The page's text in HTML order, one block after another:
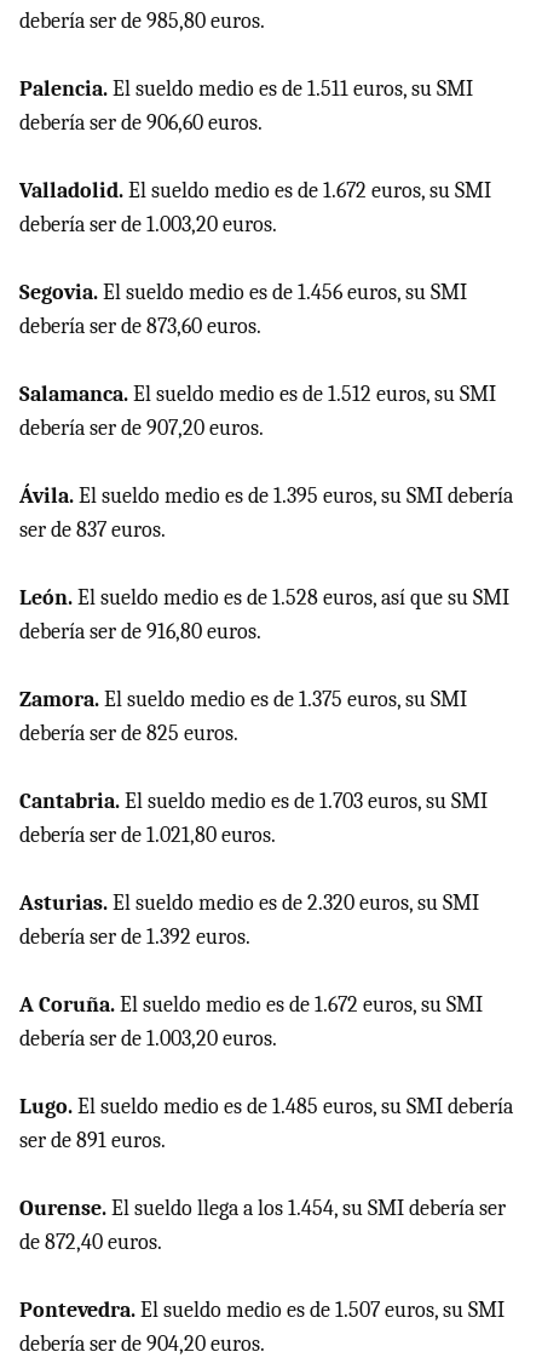
debería ser de 985,80 euros.
Palencia.El sueldo medio es de 1.511 euros, su SMI
debería ser de 906,60 euros.
Valladolid.El sueldo medio es de 1.672 euros, su SMI
debería ser de 1.003,20 euros.
Segovia.El sueldo medio es de 1.456 euros, su SMI
debería ser de 873,60 euros.
Salamanca.El sueldo medio es de 1.512 euros, su SMI
debería ser de 907,20 euros.
Ávila.El sueldo medio es de 1.395 euros, su SMI debería
ser de 837 euros.
León.El sueldo medio es de 1.528 euros, así que su SMI
debería ser de 916,80 euros.
Zamora.El sueldo medio es de 1.375 euros, su SMI
debería ser de 825 euros.
Cantabria.El sueldo medio es de 1.703 euros, su SMI
debería ser de 1.021,80 euros.
Asturias.El sueldo medio es de 2.320 euros, su SMI
debería ser de 1.392 euros.
A Coruña.El sueldo medio es de 1.672 euros, su SMI
debería ser de 1.003,20 euros.
Lugo.El sueldo medio es de 1.485 euros, su SMI debería
ser de 891 euros.
Ourense.El sueldo llega a los 1.454, su SMI debería ser
de 872,40 euros.
Pontevedra.El sueldo medio es de 1.507 euros, su SMI
debería ser de 904,20 euros.